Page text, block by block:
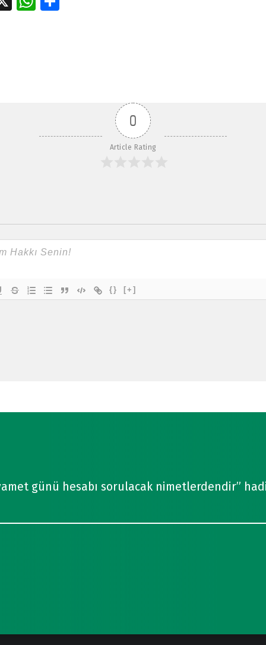
0
Article Rating
{} [+]
günü hesabı sorulacak nimetlerdendir”